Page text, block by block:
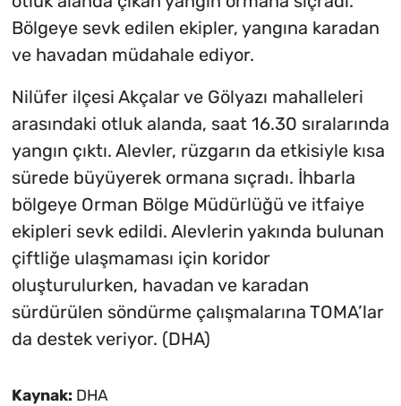
Bölgeye sevk edilen ekipler, yangına karadan
ve havadan müdahale ediyor.
Nilüfer ilçesi Akçalar ve Gölyazı mahalleleri
arasındaki otluk alanda, saat 16.30 sıralarında
yangın çıktı. Alevler, rüzgarın da etkisiyle kısa
sürede büyüyerek ormana sıçradı. İhbarla
bölgeye Orman Bölge Müdürlüğü ve itfaiye
ekipleri sevk edildi. Alevlerin yakında bulunan
çiftliğe ulaşmaması için koridor
oluşturulurken, havadan ve karadan
sürdürülen söndürme çalışmalarına TOMA’lar
da destek veriyor. (DHA)
Kaynak: DHA